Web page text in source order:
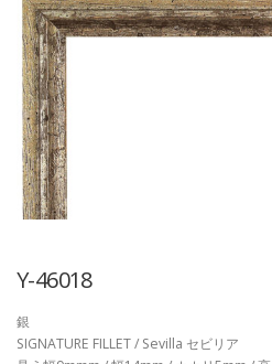
Y-46018
銀
SIGNATURE FILLET / Sevilla セビリア